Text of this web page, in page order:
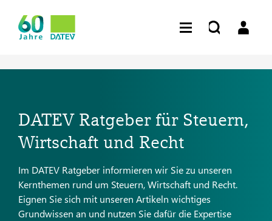
DATEV Ratgeber für Steuern,
Wirtschaft und Recht
Im DATEV Ratgeber informieren wir Sie zu unseren
Kernthemen rund um Steuern, Wirtschaft und Recht.
Eignen Sie sich mit unseren Artikeln wichtiges
Grundwissen an und nutzen Sie dafür die Expertise